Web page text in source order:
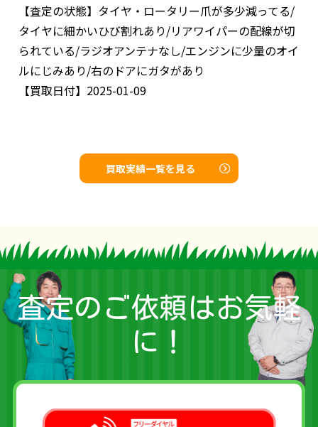
【査定の状態】 タイヤ・ロータリー爪が多少減ってる/
タイヤに細かいひび割れあり/リアワイパーの配線が切
られている/ラジオアンテナなし/エンジンに少量のオイ
ルにじみあり/右のドアにガタがあり
【買取日付】 2025-01-09
買取実績一覧を見る
査定のご依頼はお気軽
に！